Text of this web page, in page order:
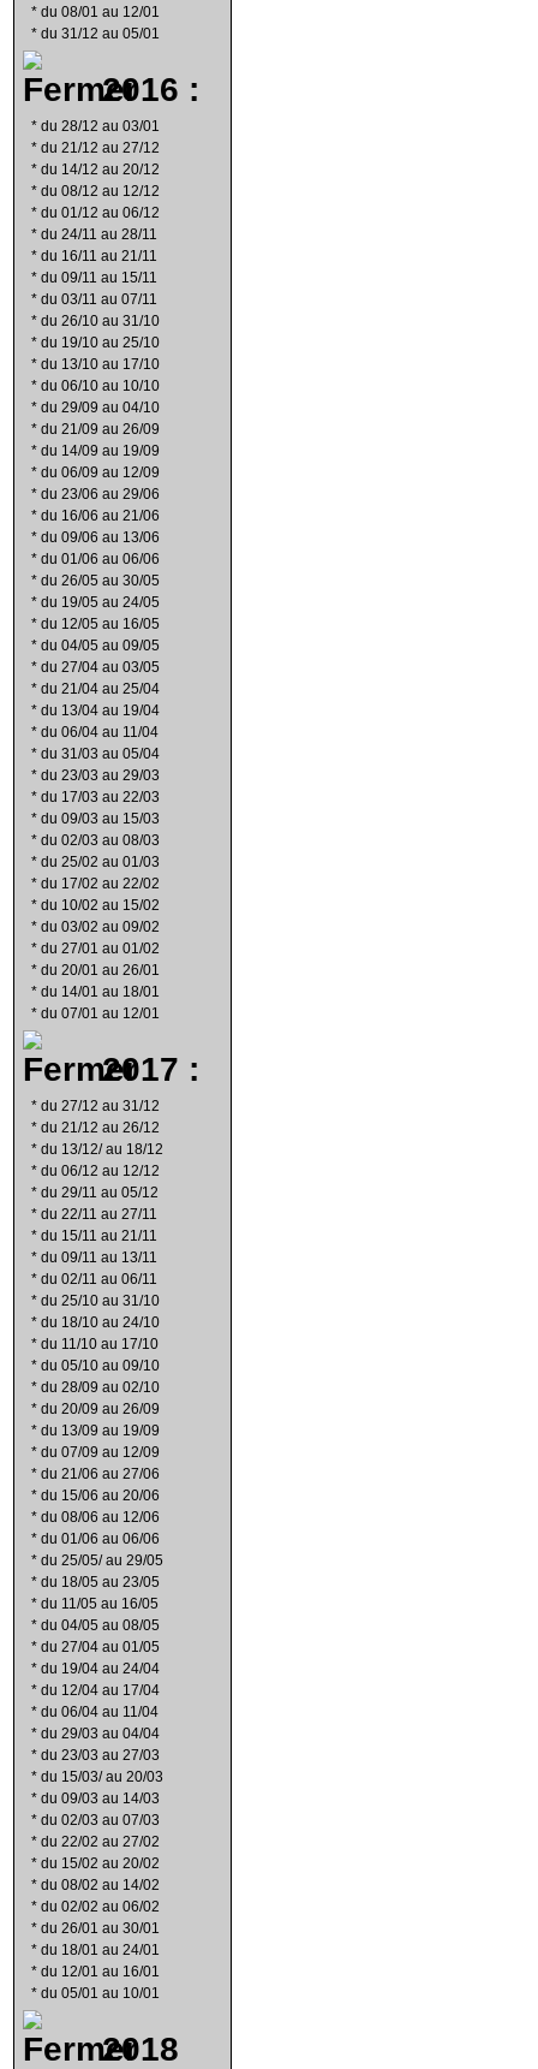
* du 08/01 au 12/01
* du 31/12 au 05/01
2016 :
* du 28/12 au 03/01
* du 21/12 au 27/12
* du 14/12 au 20/12
* du 08/12 au 12/12
* du 01/12 au 06/12
* du 24/11 au 28/11
* du 16/11 au 21/11
* du 09/11 au 15/11
* du 03/11 au 07/11
* du 26/10 au 31/10
* du 19/10 au 25/10
* du 13/10 au 17/10
* du 06/10 au 10/10
* du 29/09 au 04/10
* du 21/09 au 26/09
* du 14/09 au 19/09
* du 06/09 au 12/09
* du 23/06 au 29/06
* du 16/06 au 21/06
* du 09/06 au 13/06
* du 01/06 au 06/06
* du 26/05 au 30/05
* du 19/05 au 24/05
* du 12/05 au 16/05
* du 04/05 au 09/05
* du 27/04 au 03/05
* du 21/04 au 25/04
* du 13/04 au 19/04
* du 06/04 au 11/04
* du 31/03 au 05/04
* du 23/03 au 29/03
* du 17/03 au 22/03
* du 09/03 au 15/03
* du 02/03 au 08/03
* du 25/02 au 01/03
* du 17/02 au 22/02
* du 10/02 au 15/02
* du 03/02 au 09/02
* du 27/01 au 01/02
* du 20/01 au 26/01
* du 14/01 au 18/01
* du 07/01 au 12/01
2017 :
* du 27/12 au 31/12
* du 21/12 au 26/12
* du 13/12/ au 18/12
* du 06/12 au 12/12
* du 29/11 au 05/12
* du 22/11 au 27/11
* du 15/11 au 21/11
* du 09/11 au 13/11
* du 02/11 au 06/11
* du 25/10 au 31/10
* du 18/10 au 24/10
* du 11/10 au 17/10
* du 05/10 au 09/10
* du 28/09 au 02/10
* du 20/09 au 26/09
* du 13/09 au 19/09
* du 07/09 au 12/09
* du 21/06 au 27/06
* du 15/06 au 20/06
* du 08/06 au 12/06
* du 01/06 au 06/06
* du 25/05/ au 29/05
* du 18/05 au 23/05
* du 11/05 au 16/05
* du 04/05 au 08/05
* du 27/04 au 01/05
* du 19/04 au 24/04
* du 12/04 au 17/04
* du 06/04 au 11/04
* du 29/03 au 04/04
* du 23/03 au 27/03
* du 15/03/ au 20/03
* du 09/03 au 14/03
* du 02/03 au 07/03
* du 22/02 au 27/02
* du 15/02 au 20/02
* du 08/02 au 14/02
* du 02/02 au 06/02
* du 26/01 au 30/01
* du 18/01 au 24/01
* du 12/01 au 16/01
* du 05/01 au 10/01
2018